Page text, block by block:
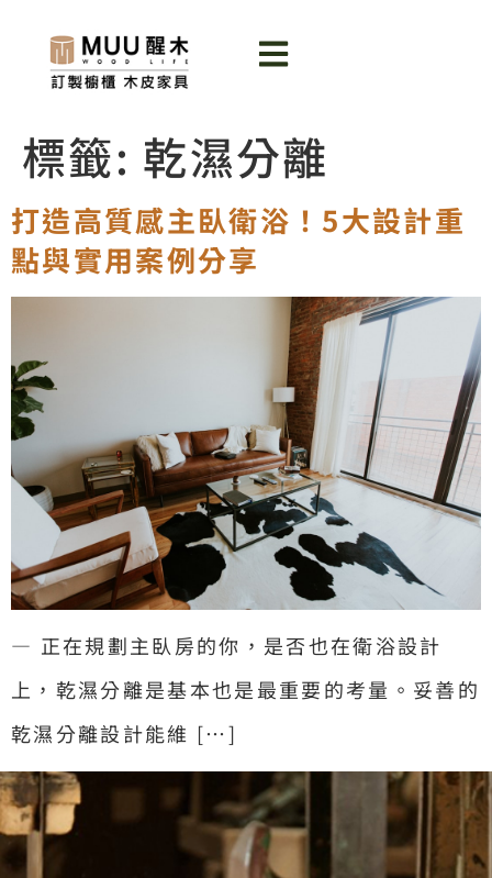
標籤: 乾濕分離
打造高質感主臥衛浴！5大設計重
點與實用案例分享
— 正在規劃主臥房的你，是否也在衛浴設計
上，乾濕分離是基本也是最重要的考量。妥善的
乾濕分離設計能維 […]